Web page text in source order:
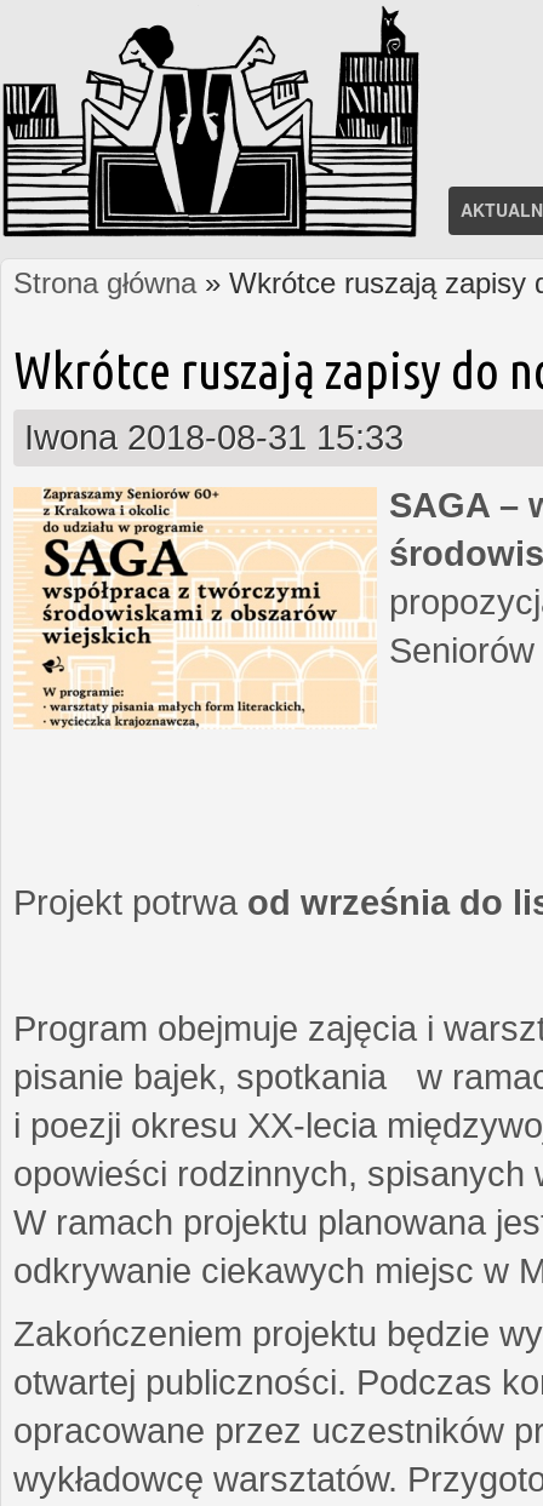
Jesteś tutaj
Strona główna» Wkrótce ruszają zapisy
Wkrótce ruszają zapisy do
Iwona 2018-08-31 15:33
SAGA –
Projekt potrwa od września do
Program obejmuje zajęcia i
pisanie bajek, spotkania w
i poezji okresu XX-lecia
opowieści rodzinnych,
W ramach projektu planowana
odkrywanie ciekawych miejsc w
Zakończeniem projektu będzie
otwartej publiczności. Podczas
opracowane przez uczestników
wykładowcę warsztatów.